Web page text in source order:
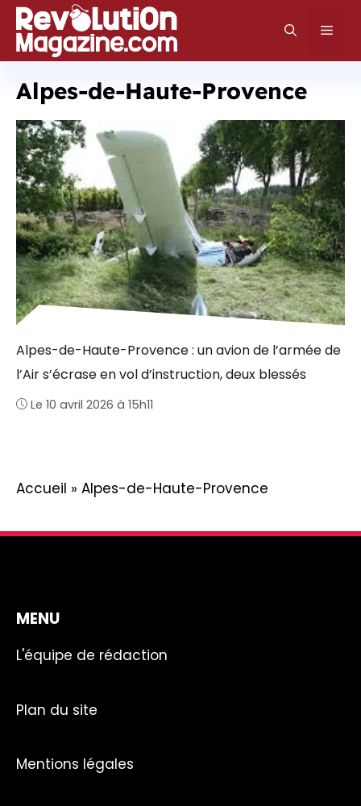
Aller
au
contenu
Alpes-de-Haute-Provence
Alpes-de-Haute-Provence : un avion de l’armée de
l’Air s’écrase en vol d’instruction, deux blessés
Le 10 avril 2026 à 15h11
Accueil » Alpes-de-Haute-Provence
MENU
L'équipe de rédaction
Plan du site
Mentions légales